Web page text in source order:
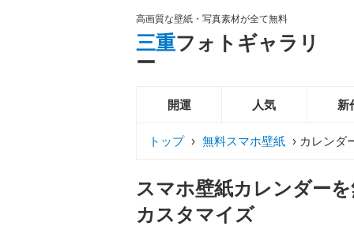
高画質な壁紙・写真素材が全て無料
三重フォトギャラリ
ー
開運 人気 新
トップ › 無料スマホ壁紙 › カレンダ
スマホ壁紙カレンダー
カスタマイズ